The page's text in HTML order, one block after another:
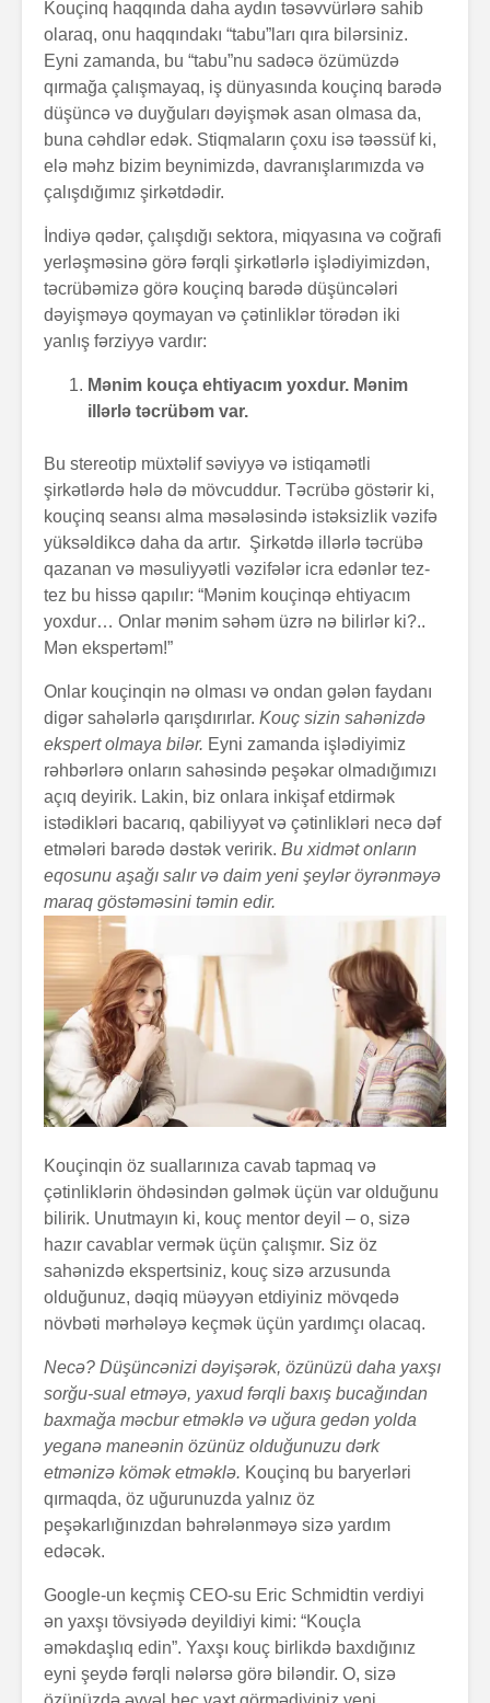
Kouçinq haqqında daha aydın təsəvvürlərə sahib
olaraq, onu haqqındakı “tabu”ları qıra bilərsiniz.
Eyni zamanda, bu “tabu”nu sadəcə özümüzdə
qırmağa çalışmayaq, iş dünyasında kouçinq barədə
düşüncə və duyğuları dəyişmək asan olmasa da,
buna cəhdlər edək. Stiqmaların çoxu isə təəssüf ki,
elə məhz bizim beynimizdə, davranışlarımızda və
çalışdığımız şirkətdədir.
İndiyə qədər, çalışdığı sektora, miqyasına və coğrafi
yerləşməsinə görə fərqli şirkətlərlə işlədiyimizdən,
təcrübəmizə görə kouçinq barədə düşüncələri
dəyişməyə qoymayan və çətinliklər törədən iki
yanlış fərziyyə vardır:
Mənim kouça ehtiyacım yoxdur. Mənim
illərlə təcrübəm var.
Bu stereotip müxtəlif səviyyə və istiqamətli
şirkətlərdə hələ də mövcuddur. Təcrübə göstərir ki,
kouçinq seansı alma məsələsində istəksizlik vəzifə
yüksəldikcə daha da artır. Şirkətdə illərlə təcrübə
qazanan və məsuliyyətli vəzifələr icra edənlər tez-
tez bu hissə qapılır: “Mənim kouçinqə ehtiyacım
yoxdur… Onlar mənim səhəm üzrə nə bilirlər ki?..
Mən ekspertəm!”
Onlar kouçinqin nə olması və ondan gələn faydanı
digər sahələrlə qarışdırırlar. Kouç sizin sahənizdə
ekspert olmaya bilər. Eyni zamanda işlədiyimiz
rəhbərlərə onların sahəsində peşəkar olmadığımızı
açıq deyirik. Lakin, biz onlara inkişaf etdirmək
istədikləri bacarıq, qabiliyyət və çətinlikləri necə dəf
etmələri barədə dəstək veririk. Bu xidmət onların
eqosunu aşağı salır və daim yeni şeylər öyrənməyə
maraq göstəməsini təmin edir.
Kouçinqin öz suallarınıza cavab tapmaq və
çətinliklərin öhdəsindən gəlmək üçün var olduğunu
bilirik. Unutmayın ki, kouç mentor deyil – o, sizə
hazır cavablar vermək üçün çalışmır. Siz öz
sahənizdə ekspertsiniz, kouç sizə arzusunda
olduğunuz, dəqiq müəyyən etdiyiniz mövqedə
növbəti mərhələyə keçmək üçün yardımçı olacaq.
Necə? Düşüncənizi dəyişərək, özünüzü daha yaxşı
sorğu-sual etməyə, yaxud fərqli baxış bucağından
baxmağa məcbur etməklə və uğura gedən yolda
yeganə maneənin özünüz olduğunuzu dərk
etmənizə kömək etməklə. Kouçinq bu baryerləri
qırmaqda, öz uğurunuzda yalnız öz
peşəkarlığınızdan bəhrələnməyə sizə yardım
edəcək.
Google-un keçmiş CEO-su Eric Schmidtin verdiyi
ən yaxşı tövsiyədə deyildiyi kimi: “Kouçla
əməkdaşlıq edin”. Yaxşı kouç birlikdə baxdığınız
eyni şeydə fərqli nələrsə görə biləndir. O, sizə